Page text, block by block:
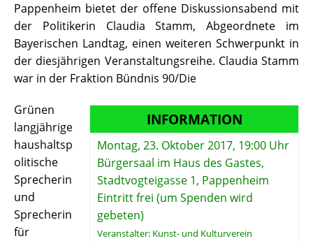
Pappenheim bietet der offene Diskussionsabend mit
der Politikerin Claudia Stamm, Abgeordnete im
Bayerischen Landtag, einen weiteren Schwerpunkt in
der diesjährigen Veranstaltungsreihe. Claudia Stamm
war in der Fraktion Bündnis 90/Die
INFORMATION
Montag, 23. Oktober 2017, 19:00 Uhr
Bürgersaal im Haus des Gastes,
Stadtvogteigasse 1, Pappenheim
Eintritt frei (um Spenden wird
gebeten)
Veranstalter: Kunst- und Kulturverein
Grünen
langjährige
haushaltsp
olitische
Sprecherin
und
Sprecherin
für